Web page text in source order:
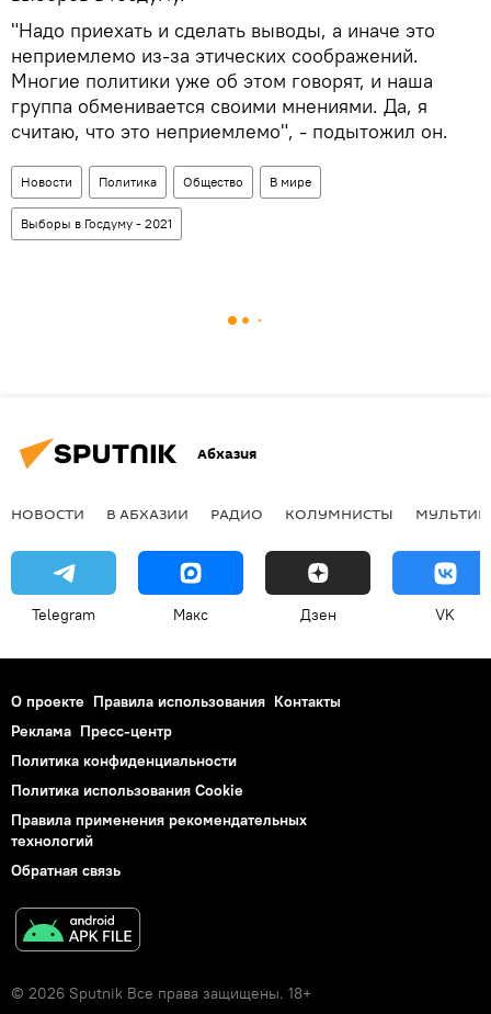
"Надо приехать и сделать выводы, а иначе это
неприемлемо из-за этических соображений.
Многие политики уже об этом говорят, и наша
группа обменивается своими мнениями. Да, я
считаю, что это неприемлемо", - подытожил он.
Новости Политика Общество В мире
Выборы в Госдуму - 2021
Абхазия
НОВОСТИ В АБХАЗИИ РАДИО КОЛУМНИСТЫ
Telegram Макс Дзен VK
О проекте Правила использования Контакты
Реклама Пресс-центр
Политика конфиденциальности
Политика использования Cookie
Правила применения рекомендательных
технологий
Обратная связь
© 2026 Sputnik Все права защищены. 18+